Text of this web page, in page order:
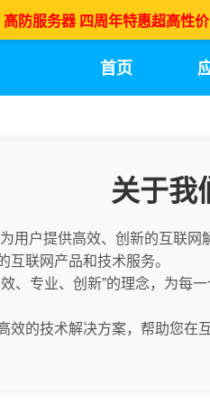
高防服务器 四周年特惠超高性
首页
关于我
用户提供高效、创新的互联
联网产品和技术服务。
、专业、创新”的理念，为
的技术解决方案，帮助您